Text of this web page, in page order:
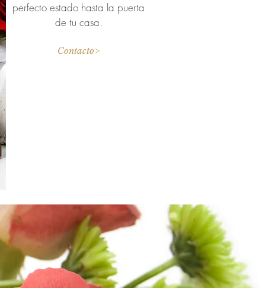
perfecto estado hasta la puerta
de tu casa.
Contacto>